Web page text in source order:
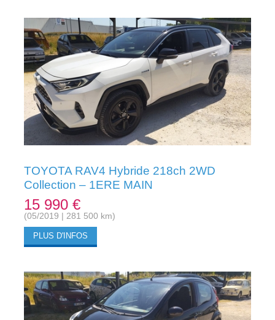
TOYOTA RAV4 Hybride 218ch 2WD
Collection – 1ERE MAIN
15 990 €
(05/2019 | 281 500 km)
PLUS D'INFOS